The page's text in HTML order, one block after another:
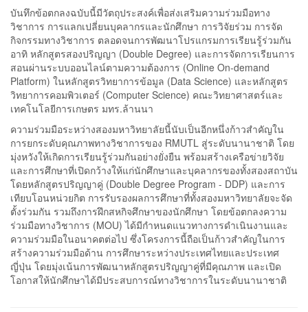
บันทึกข้อตกลงฉบับนี้มีวัตถุประสงค์เพื่อส่งเสริมความร่วมมือทาง
วิชาการ การแลกเปลี่ยนบุคลากรและนักศึกษา การวิจัยร่วม การจัด
กิจกรรมทางวิชาการ ตลอดจนการพัฒนาโปรแกรมการเรียนรู้ร่วมกัน
อาทิ หลักสูตรสองปริญญา (Double Degree) และการจัดการเรียนการ
สอนผ่านระบบออนไลน์ตามความต้องการ (Online On-demand
Platform) ในหลักสูตรวิทยาการข้อมูล (Data Science) และหลักสูตร
วิทยาการคอมพิวเตอร์ (Computer Science) คณะวิทยาศาสตร์และ
เทคโนโลยีการเกษตร มทร.ล้านนา
ความร่วมมือระหว่างสองมหาวิทยาลัยนี้นับเป็นอีกหนึ่งก้าวสำคัญใน
การยกระดับคุณภาพทางวิชาการของ RMUTL สู่ระดับนานาชาติ โดย
มุ่งหวังให้เกิดการเรียนรู้ร่วมกันอย่างยั่งยืน พร้อมสร้างเครือข่ายวิจัย
และการศึกษาที่เปิดกว้างให้แก่นักศึกษาและบุคลากรของทั้งสองสถาบัน
โดยหลักสูตรปริญญาคู่ (Double Degree Program - DDP) และการ
เทียบโอนหน่วยกิต การรับรองผลการศึกษาที่ทั้งสองมหาวิทยาลัยจะจัด
ตั้งร่วมกัน รวมถึงการฝึกสหกิจศึกษาของนักศึกษา โดยข้อตกลงความ
ร่วมมือทางวิชาการ (MOU) ได้มีกำหนดแนวทางการดำเนินงานและ
ความร่วมมือในอนาคตต่อไป ซึ่งโครงการนี้ถือเป็นก้าวสำคัญในการ
สร้างความร่วมมือด้าน การศึกษาระหว่างประเทศไทยและประเทศ
ญี่ปุ่น โดยมุ่งเน้นการพัฒนาหลักสูตรปริญญาคู่ที่มีคุณภาพ และเปิด
โอกาสให้นักศึกษาได้มีประสบการณ์ทางวิชาการในระดับนานาชาติ